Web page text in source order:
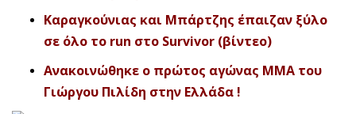
Καραγκούνιας και Μπάρτζης έπαιζαν ξύλο
σε όλo το run στο Survivor (βίντεο)
Ανακοινώθηκε ο πρώτος αγώνας ΜΜΑ του
Γιώργου Πιλίδη στην Ελλάδα !